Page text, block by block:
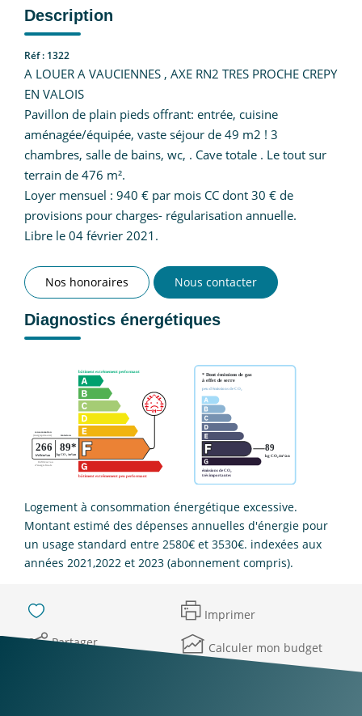
Description
Réf : 1322
A LOUER A VAUCIENNES , AXE RN2 TRES PROCHE CREPY
EN VALOIS
Pavillon de plain pieds offrant: entrée, cuisine
aménagée/équipée, vaste séjour de 49 m2 ! 3
chambres, salle de bains, wc, . Cave totale . Le tout sur
terrain de 476 m².
Loyer mensuel : 940 € par mois CC dont 30 € de
provisions pour charges- régularisation annuelle.
Libre le 04 février 2021.
Nos honoraires Nous contacter
Diagnostics énergétiques
Logement à consommation énergétique excessive.
Montant estimé des dépenses annuelles d'énergie pour
un usage standard entre 2580€ et 3530€. indexées aux
années 2021,2022 et 2023 (abonnement compris).
Imprimer
Partager
Calculer mon budget